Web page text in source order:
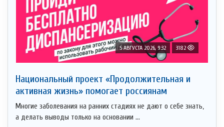
5 АВГУСТА 2026, 9:32 3182
Национальный проект «Продолжительная и
активная жизнь» помогает россиянам
Многие заболевания на ранних стадиях не дают о себе знать,
а делать выводы только на основании ...